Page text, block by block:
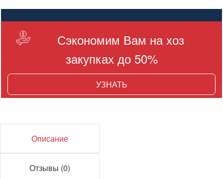
Сэкономим Вам на хоз
закупках до 50%
УЗНАТЬ
Описание
Отзывы (0)